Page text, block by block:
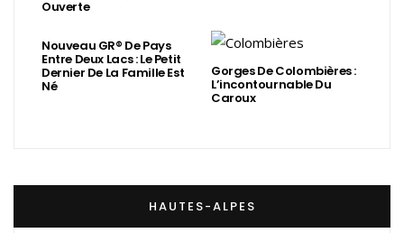
Ouverte
Nouveau GR® De Pays
Entre Deux Lacs : Le Petit
Dernier De La Famille Est
Né
Gorges De Colombières :
L’incontournable Du
Caroux
HAUTES-ALPES